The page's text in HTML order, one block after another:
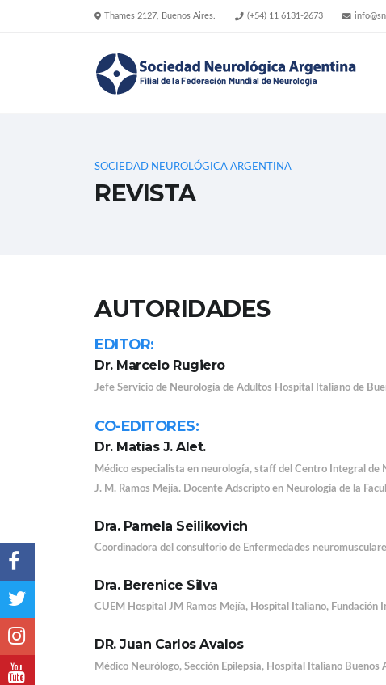
Thames 2127, Buenos Aires. (+54) 11 6131-2673
SOCIEDAD NEUROLÓGICA ARGENTINA
REVISTA
AUTORIDADES
EDITOR:
Dr. Marcelo Rugiero
Jefe Servicio de Neurología de Adultos Hospital Italiano de
CO-EDITORES:
Dr. Matías J. Alet.
Médico especialista en neurología, staff del Centro Integral de
J. M. Ramos Mejía. Docente Adscripto en Neurología de la
Dra. Pamela Seilikovich
Coordinadora del consultorio de Enfermedades
Dra. Berenice Silva
CUEM Hospital JM Ramos Mejía, Hospital Italiano, Fundación
DR. Juan Carlos Avalos
Médico Neurólogo, Sección Epilepsia, Hospital Italiano Buenos